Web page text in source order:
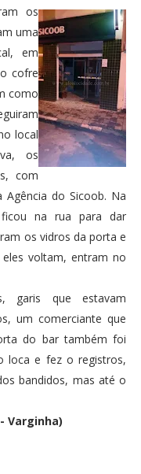
os
uma
em
cofre
como
local
os
com
do Sicoob. Na
na rua para dar
os vidros da porta e
voltam, entram no
garis que estavam
um comerciante que
do bar também foi
loca e fez o registros,
bandidos, mas até o
Varginha)